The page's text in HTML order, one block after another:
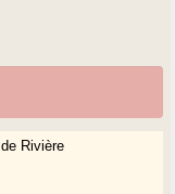
Passons sur le
sau
Rivière